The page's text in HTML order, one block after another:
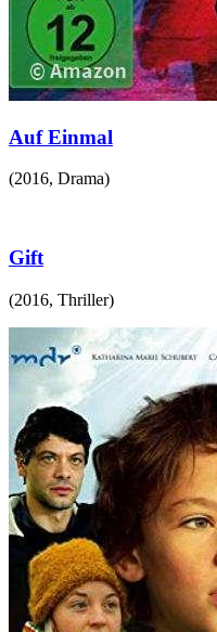
Auf Einmal
(2016, Drama)
Gift
(2016, Thriller)